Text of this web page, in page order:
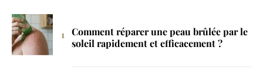
Comment réparer une peau brûlée par le
soleil rapidement et efficacement ?